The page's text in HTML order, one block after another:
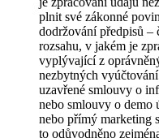
plnit své zákonné
dodržování předpisů
rozsahu, v jakém je
vyplývající z
nezbytných
uzavřené smlouvy o
nebo smlouvy o demo
nebo přímý marketing
to odůvodněno